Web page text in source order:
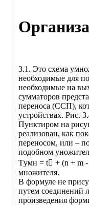
3.1. Это схема
необходимые для
необходимые на
сумматоров
переноса (ССП),
устройствах. Рис.
Пунктиром на
реализован, как
переносом, или –
подобном
Tумн = t + (n + m -
множителя.
В формуле не
путем соединений
произведения